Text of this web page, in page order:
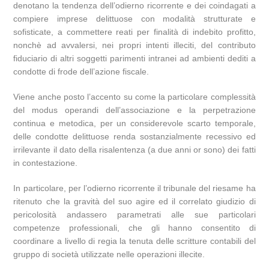
denotano la tendenza dell’odierno ricorrente e dei coindagati a
compiere imprese delittuose con modalità strutturate e
sofisticate, a commettere reati per finalità di indebito profitto,
nonchè ad avvalersi, nei propri intenti illeciti, del contributo
fiduciario di altri soggetti parimenti intranei ad ambienti dediti a
condotte di frode dell’azione fiscale.
Viene anche posto l’accento su come la particolare complessità
del modus operandi dell’associazione e la perpetrazione
continua e metodica, per un considerevole scarto temporale,
delle condotte delittuose renda sostanzialmente recessivo ed
irrilevante il dato della risalentenza (a due anni or sono) dei fatti
in contestazione.
In particolare, per l’odierno ricorrente il tribunale del riesame ha
ritenuto che la gravità del suo agire ed il correlato giudizio di
pericolosità andassero parametrati alle sue particolari
competenze professionali, che gli hanno consentito di
coordinare a livello di regia la tenuta delle scritture contabili del
gruppo di società utilizzate nelle operazioni illecite.